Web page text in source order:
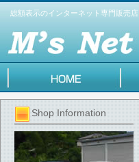
総額表示のインターネット専門販売店
Shop Information